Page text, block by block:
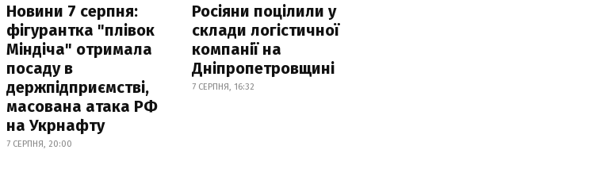
Новини 7 серпня:
фігурантка "плівок
Міндіча" отримала
посаду в
держпідприємстві,
масована атака РФ
на Укрнафту
7 СЕРПНЯ, 20:00
Росіяни поцілили у
склади логістичної
компанії на
Дніпропетровщині
7 СЕРПНЯ, 16:32